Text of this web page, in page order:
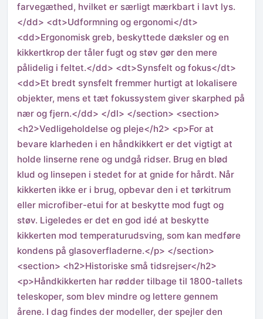
farvegæthed, hvilket er særligt mærkbart i lavt lys.
</dd> <dt>Udformning og ergonomi</dt>
<dd>Ergonomisk greb, beskyttede dæksler og en
kikkertkrop der tåler fugt og støv gør den mere
pålidelig i feltet.</dd> <dt>Synsfelt og fokus</dt>
<dd>Et bredt synsfelt fremmer hurtigt at lokalisere
objekter, mens et tæt fokussystem giver skarphed på
nær og fjern.</dd> </dl> </section> <section>
<h2>Vedligeholdelse og pleje</h2> <p>For at
bevare klarheden i en håndkikkert er det vigtigt at
holde linserne rene og undgå ridser. Brug en blød
klud og linsepen i stedet for at gnide for hårdt. Når
kikkerten ikke er i brug, opbevar den i et tørkitrum
eller microfiber-etui for at beskytte mod fugt og
støv. Ligeledes er det en god idé at beskytte
kikkerten mod temperaturudsving, som kan medføre
kondens på glasoverfladerne.</p> </section>
<section> <h2>Historiske små tidsrejser</h2>
<p>Håndkikkerten har rødder tilbage til 1800-tallets
teleskoper, som blev mindre og lettere gennem
årene. I dag findes der modeller, der spejler den